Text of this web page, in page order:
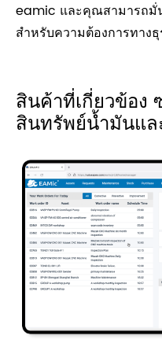
eamic และคุณสามารถมั่
สำหรับความต้องการทาง
สินค้าที่เกี่ยวข้อง
สินทรัพย์น้ำมันแ